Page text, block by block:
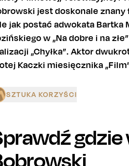
jest doskonale
jak postać adwokata Bartka
w „Na dobre i na
„Chyłka”. Aktor
Kaczki miesięcznika
SZTUKA KORZYŚCI